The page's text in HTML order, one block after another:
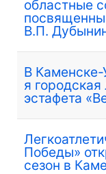
областные
В.П.
В
я городская
эстафета
Победы»
сезон в